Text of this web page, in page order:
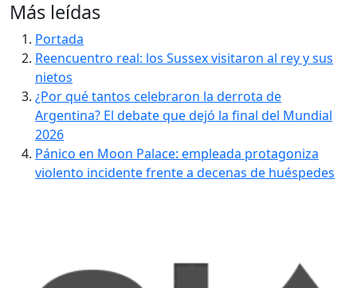
Más leídas
Portada
Reencuentro real: los Sussex visitaron al rey y sus
nietos
¿Por qué tantos celebraron la derrota de
Argentina? El debate que dejó la final del Mundial
2026
Pánico en Moon Palace: empleada protagoniza
violento incidente frente a decenas de huéspedes